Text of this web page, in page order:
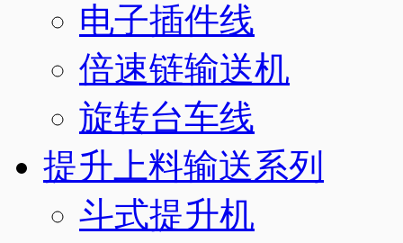
电子插件线
倍速链输送机
旋转台车线
提升上料输送系列
斗式提升机